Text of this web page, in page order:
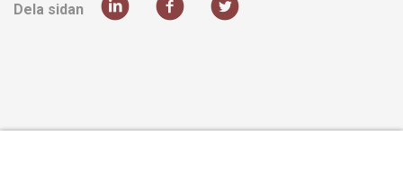
Dela sidan